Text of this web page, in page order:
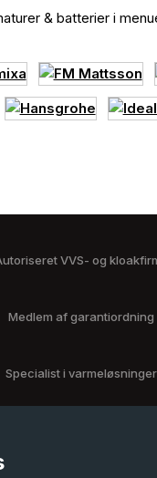
& batterier i
VVS- og
Medlem af garantiordning
Specialist i varmeløsninger